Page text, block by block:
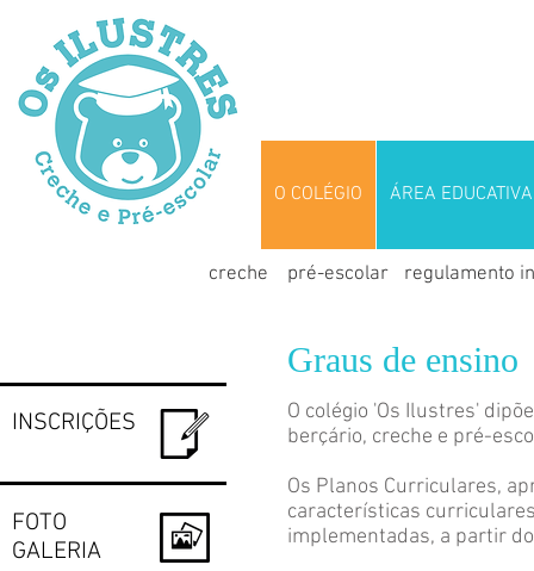
O COLÉGIO ÁREA EDUCATIVA
creche pré-escolar regulamento
O colégio 'Os Ilustres'
berçário, creche e pré-
Os Planos Curriculares,
características
implementadas, a partir
Graus de ensino
FOTO
GALERIA
INSCRIÇÕES